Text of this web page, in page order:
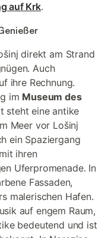
auf Krk.
direkt am Strand
Auch
ihre Rechnung.
im Museum des
steht eine antike
Meer vor Lošinj
ein Spaziergang
ihren
Uferpromenade. In
Fassaden,
malerischen Hafen.
auf engem Raum,
bedeutend und ist